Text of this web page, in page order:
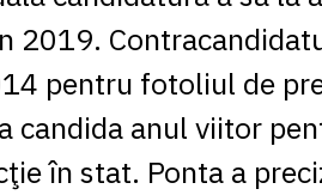
1 PLN= 1.1646
1 RUB = 0.0530
1 SEK= 0.4526
1 TRY = 0.1141
1 UAH = 0.1048
1 XDR = 5.9383
1 ZAR= 0.2318
2019.
pentru fotoliul de
candida anul viitor
în stat. Ponta a